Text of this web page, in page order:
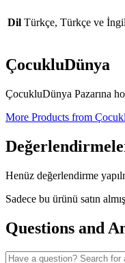
Dil Türkçe, Türkçe ve
ÇocukluDünya
ÇocukluDünya Pazarına
More Products from
Henüz değerlendirme
Sadece bu ürünü satın
Questions and